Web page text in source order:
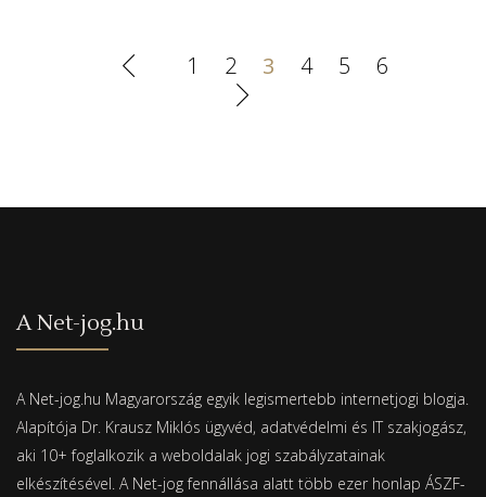
1 2 3 4 5 6
A Net-jog.hu
A Net-jog.hu Magyarország egyik legismertebb internetjogi blogja.
Alapítója Dr. Krausz Miklós ügyvéd, adatvédelmi és IT szakjogász,
aki 10+ foglalkozik a weboldalak jogi szabályzatainak
elkészítésével. A Net-jog fennállása alatt több ezer honlap ÁSZF-